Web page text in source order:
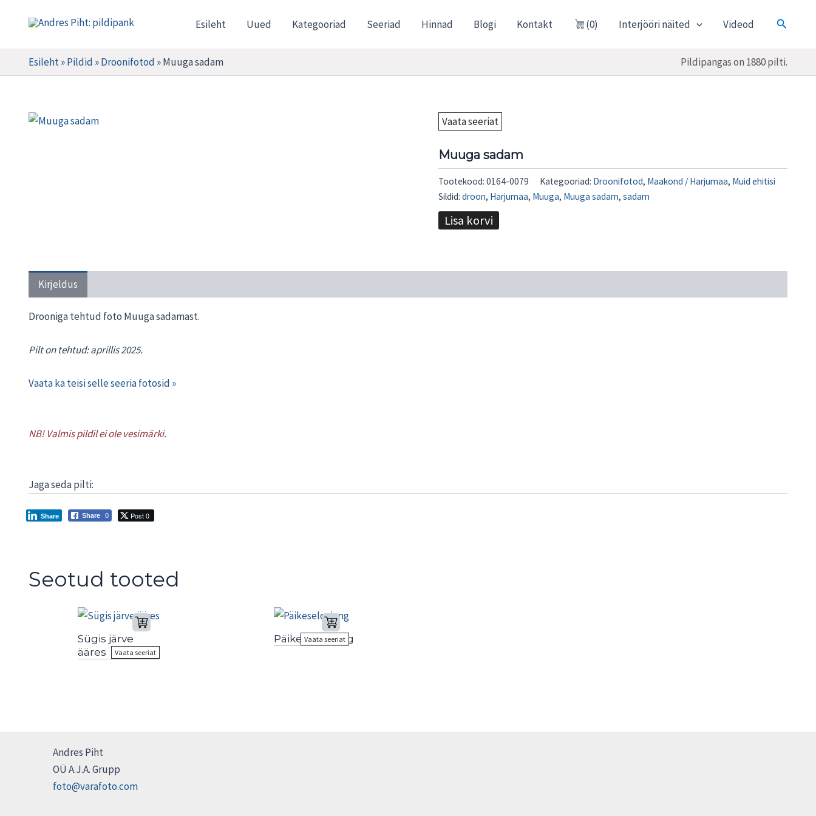
Esileht Uued Kategooriad Seeriad Hinnad Blogi Kontakt (0) Interjööri näited Videod Otsi
Esileht»Pildid »Droonifotod »Muuga sadam Pildipangas on 1880 pilti.
Vaata seeriat
Muuga sadam
Tootekood: 0164-0079 Kategooriad: Droonifotod, Maakond / Harjumaa, Muid ehitisi
Sildid: droon, Harjumaa, Muuga, Muuga sadam, sadam
Lisa korvi
Kirjeldus
Drooniga tehtud foto Muuga sadamast.
Pilt on tehtud: aprillis 2025.
Vaata ka teisi selle seeria fotosid »
NB! Valmis pildil ei ole vesimärki.
Jaga seda pilti:
Share 0 Post 0
Share
Seotud tooted
Sügis järve
ääres
Vaata seeriat
Päikeseloojang
Vaata seeriat
Andres Piht
OÜ A.J.A. Grupp
foto@varafoto.com